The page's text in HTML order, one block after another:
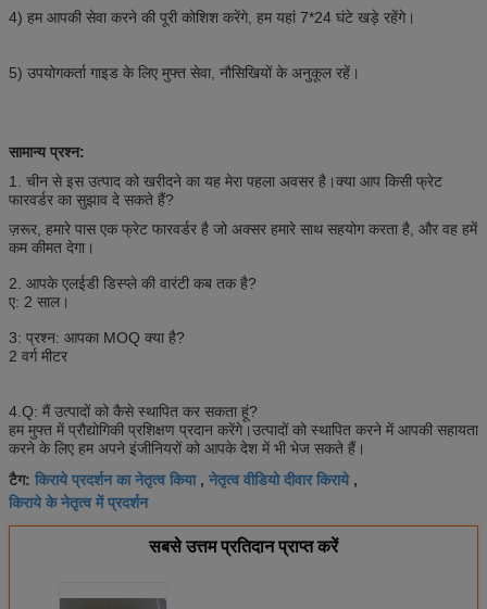
4) हम आपकी सेवा करने की पूरी कोशिश करेंगे, हम यहां 7*24 घंटे खड़े रहेंगे।
5) उपयोगकर्ता गाइड के लिए मुफ्त सेवा, नौसिखियों के अनुकूल रहें।
सामान्य प्रश्न:
1. चीन से इस उत्पाद को खरीदने का यह मेरा पहला अवसर है।क्या आप किसी फ्रेट
फारवर्डर का सुझाव दे सकते हैं?
ज़रूर, हमारे पास एक फ्रेट फारवर्डर है जो अक्सर हमारे साथ सहयोग करता है, और वह हमें
कम कीमत देगा।
2. आपके एलईडी डिस्प्ले की वारंटी कब तक है?
ए: 2 साल।
3: प्रश्न: आपका MOQ क्या है?
2 वर्ग मीटर
4.Q: मैं उत्पादों को कैसे स्थापित कर सकता हूं?
हम मुफ्त में प्रौद्योगिकी प्रशिक्षण प्रदान करेंगे।उत्पादों को स्थापित करने में आपकी सहायता
करने के लिए हम अपने इंजीनियरों को आपके देश में भी भेज सकते हैं।
टैग: किराये प्रदर्शन का नेतृत्व किया, नेतृत्व वीडियो दीवार किराये,
किराये के नेतृत्व में प्रदर्शन
सबसे उत्तम प्रतिदान प्राप्त करें